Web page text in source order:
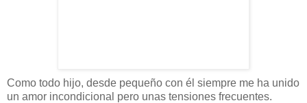
Como todo hijo, desde pequeño con él siempre me ha unido
un amor incondicional pero unas tensiones frecuentes.